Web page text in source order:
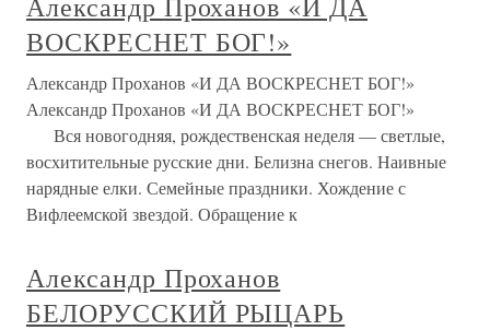
ВОСКРЕСНЕТ БОГ!»
Александр Проханов «И ДА ВОСКРЕСНЕТ БОГ!»
Александр Проханов «И ДА ВОСКРЕСНЕТ БОГ!»
Вся новогодняя, рождественская неделя — светлые,
восхитительные русские дни. Белизна снегов. Наивные
нарядные елки. Семейные праздники. Хождение с
Вифлеемской звездой. Обращение к
Александр Проханов
БЕЛОРУССКИЙ РЫЦАРЬ